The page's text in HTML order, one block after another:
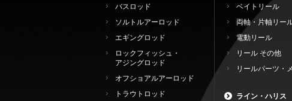
バスロッド
ソルトルアーロッド
エギングロッド
ロックフィッシュ・
アジングロッド
オフショアルアーロッド
トラウトロッド
ベイトリール
両軸・片軸リー
電動リール
リール その他
リールパーツ・
ライン・ハリス